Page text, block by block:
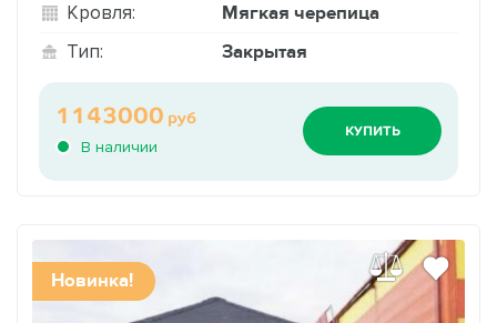
Кровля: Мягкая черепица
Тип: Закрытая
В наличии
1143000 руб
КУПИТЬ
Новинка!